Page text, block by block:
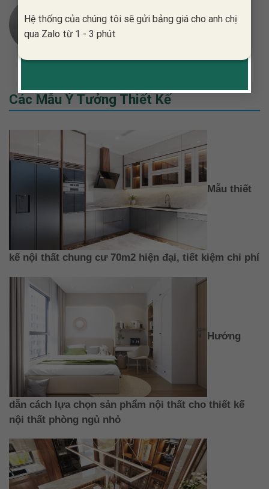
Hệ thống của chúng tôi sẽ gửi bảng giá cho anh chị
qua Zalo từ 1 - 3 phút
PHAM QUYNH GLOW
Các Mẫu Ý Tưởng Thiết Kế
Mẫu thiết
kế nội thất chung cư 70m2 hiện đại, tiết kiệm chi phí
Hướng
dẫn cách lựa chọn sản phẩm nội thất cho thiết kế
nội thất phòng ngủ nhỏ